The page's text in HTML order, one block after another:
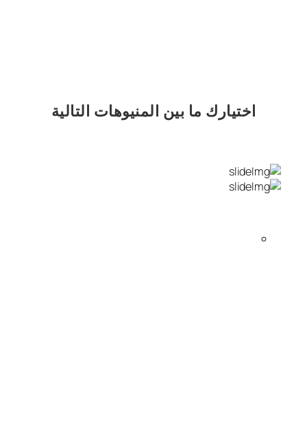
اختيارك ما بين المنيوهات التالية